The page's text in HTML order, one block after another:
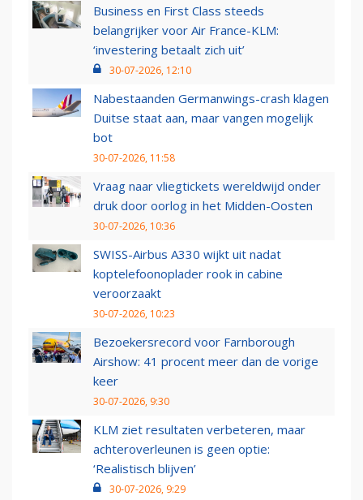
Business en First Class steeds
belangrijker voor Air France-KLM:
‘investering betaalt zich uit’
30-07-2026, 12:10
Nabestaanden Germanwings-crash klagen
Duitse staat aan, maar vangen mogelijk
bot
30-07-2026, 11:58
Vraag naar vliegtickets wereldwijd onder
druk door oorlog in het Midden-Oosten
30-07-2026, 10:36
SWISS-Airbus A330 wijkt uit nadat
koptelefoonoplader rook in cabine
veroorzaakt
30-07-2026, 10:23
Bezoekersrecord voor Farnborough
Airshow: 41 procent meer dan de vorige
keer
30-07-2026, 9:30
KLM ziet resultaten verbeteren, maar
achteroverleunen is geen optie:
‘Realistisch blijven’
30-07-2026, 9:29